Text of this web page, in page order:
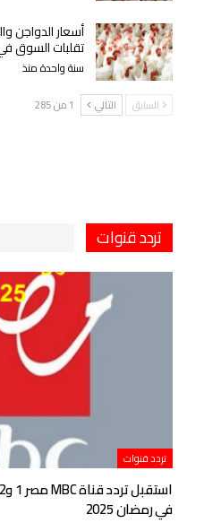
أسعار الدواجن
تقلبات السوق في 12
سنة واحدة منذ
السابق التالي 1 من 285
تردد قنوات
تردد قنوات
في رمضان 2025